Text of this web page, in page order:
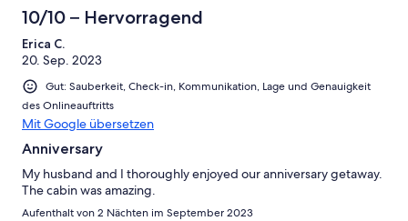
10/10 – Hervorragend
Erica C.
20. Sep. 2023
Gut: Sauberkeit, Check-in, Kommunikation, Lage und Genauigkeit
des Onlineauftritts
Mit Google übersetzen
Anniversary
My husband and I thoroughly enjoyed our anniversary getaway.
The cabin was amazing.
Aufenthalt von 2 Nächten im September 2023